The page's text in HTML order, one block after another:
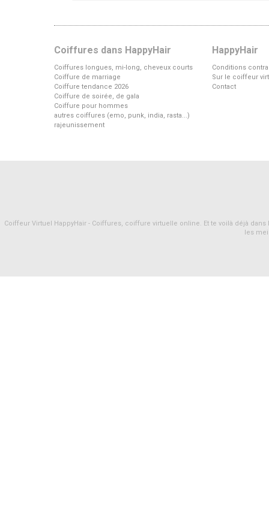
Coiffures dans HappyHair
Coiffures longues, mi-long, cheveux courts
Coiffure de marriage
Coiffure tendance 2026
Coiffure de soirée, de gala
Coiffure pour hommes
autres coiffures (emo, punk, india, rasta...)
rajeunissement
HappyHair
Conditions
Sur le coiffeur
Contact
Coiffeur Virtuel HappyHair - Coiffures, coiffure virtuelle online. Et te voilà déjà
les